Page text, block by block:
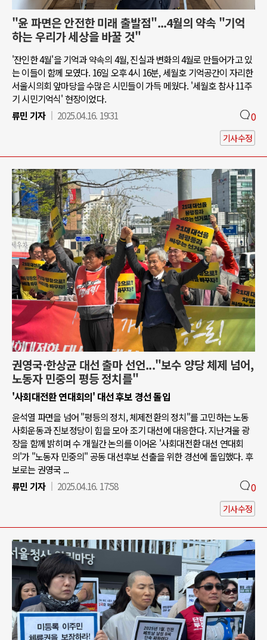
"윤 파면은 안전한 미래 출발점"...4월의 약속 "기억
하는 우리가 세상을 바꿀 것"
'잔인한 4월'을 기억과 약속의 4월, 진실과 변화의 4월로 만들어가고 있
는 이들이 함께 모였다. 16일 오후 4시 16분, 세월호 기억공간이 자리한
서울시의회 앞마당을 수많은 시민들이 가득 메웠다. '세월호 참사 11주
기 시민기억식' 현장이었다.
류민 기자
2025.04.16. 19:31 0
기사수정
권영국·한상균 대선 출마 선언..."보수 양당 체제 넘어,
노동자 민중의 평등 정치를"
'사회대전환 연대회의' 대선 후보 경선 돌입
윤석열 파면을 넘어 "평등의 정치, 체제전환의 정치"를 고민하는 노동
사회운동과 진보정당이 힘을 모아 조기 대선에 대응한다. 지난겨울 광
장을 함께 밝히며 수 개월간 논의를 이어온 '사회대전환 대선 연대회
의'가 "노동자 민중의" 공동 대선후보 선출을 위한 경선에 돌입했다. 후
보로는 권영국 ...
류민 기자
2025.04.16. 17:58 0
기사수정